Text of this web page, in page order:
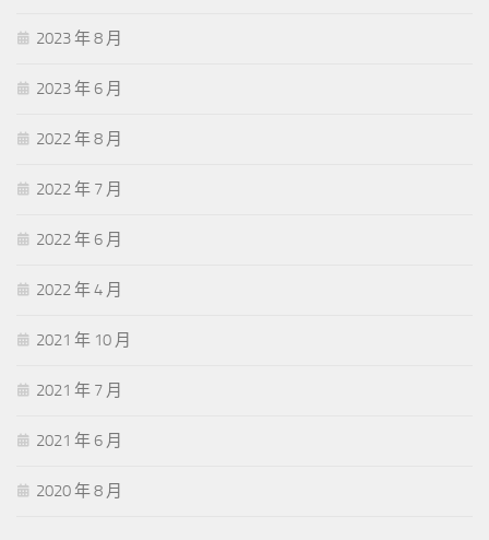
2023 年 8 月
2023 年 6 月
2022 年 8 月
2022 年 7 月
2022 年 6 月
2022 年 4 月
2021 年 10 月
2021 年 7 月
2021 年 6 月
2020 年 8 月